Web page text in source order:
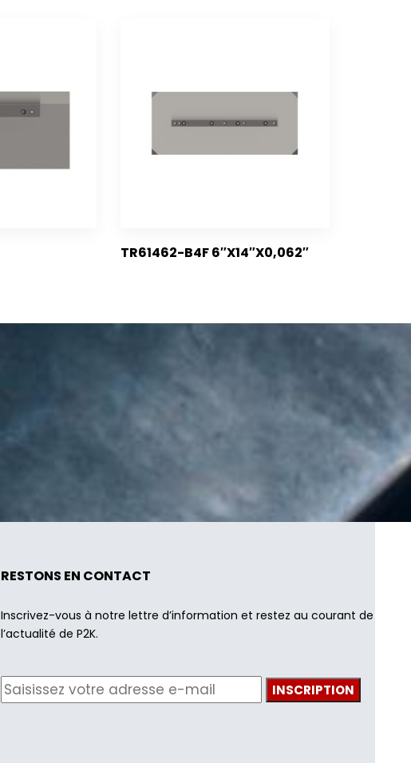
TR61462-B4F 6″X14″X0,062″
RESTONS EN CONTACT
Inscrivez-vous à notre lettre d’information et restez au courant de
l’actualité de P2K.